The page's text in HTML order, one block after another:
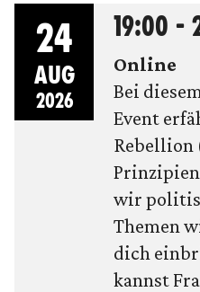
24
AUG
2026
19:00 -
Online
Bei
Event
Rebellion
Prinzipien
wir
Themen
dich
kannst